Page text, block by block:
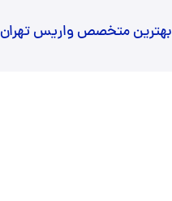
بهترین متخصص واریس تهران